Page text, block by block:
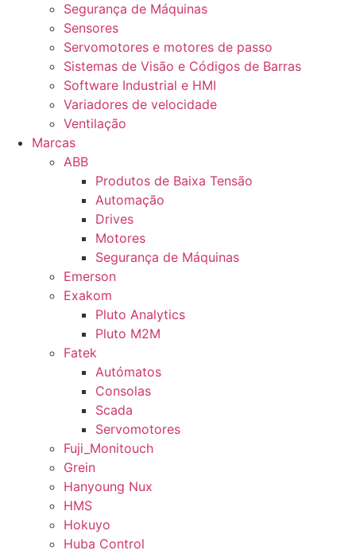
Segurança de Máquinas
Sensores
Servomotores e motores de passo
Sistemas de Visão e Códigos de Barras
Software Industrial e HMI
Variadores de velocidade
Ventilação
Marcas
ABB
Produtos de Baixa Tensão
Automação
Drives
Motores
Segurança de Máquinas
Emerson
Exakom
Pluto Analytics
Pluto M2M
Fatek
Autómatos
Consolas
Scada
Servomotores
Fuji_Monitouch
Grein
Hanyoung Nux
HMS
Hokuyo
Huba Control